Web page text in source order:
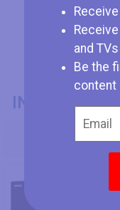
and TVs
Be the
content